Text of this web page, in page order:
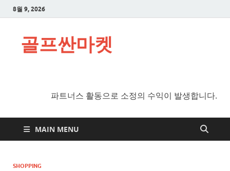
8월 9, 2026
골프싼마켓
파트너스 활동으로 소정의 수익이 발생합니다.
MAIN MENU
SHOPPING